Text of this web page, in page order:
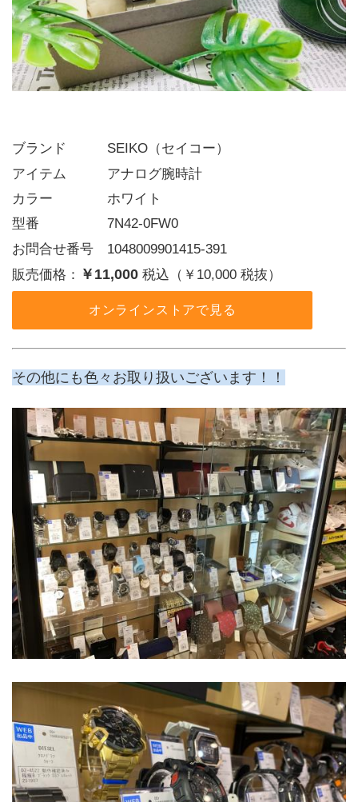
ブランド   SEIKO（セイコー）
アイテム   アナログ腕時計
カラー    ホワイト
型番     7N42-0FW0
お問合せ番号 1048009901415-391
販売価格： ￥11,000 税込（￥10,000 税抜）
オンラインストアで見る
その他にも色々お取り扱いございます！！